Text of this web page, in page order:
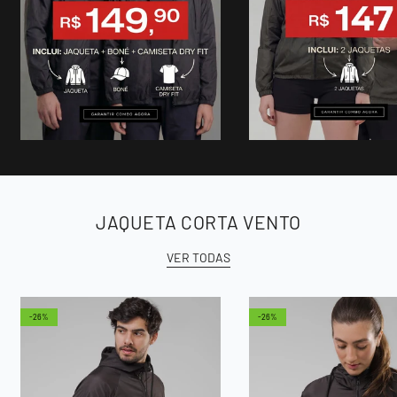
JAQUETA CORTA VENTO
VER TODAS
-26% -26%